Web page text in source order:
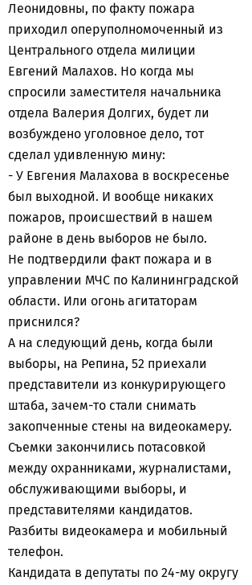
Леонидовны, по факту пожара
приходил оперуполномоченный из
Центрального отдела милиции
Евгений Малахов. Но когда мы
спросили заместителя начальника
отдела Валерия Долгих, будет ли
возбуждено уголовное дело, тот
сделал удивленную мину:
- У Евгения Малахова в воскресенье
был выходной. И вообще никаких
пожаров, происшествий в нашем
районе в день выборов не было.
Не подтвердили факт пожара и в
управлении МЧС по Калининградской
области. Или огонь агитаторам
приснился?
А на следующий день, когда были
выборы, на Репина, 52 приехали
представители из конкурирующего
штаба, зачем-то стали снимать
закопченные стены на видеокамеру.
Съемки закончились потасовкой
между охранниками, журналистами,
обслуживающими выборы, и
представителями кандидатов.
Разбиты видеокамера и мобильный
телефон.
Кандидата в депутаты по 24-му округу